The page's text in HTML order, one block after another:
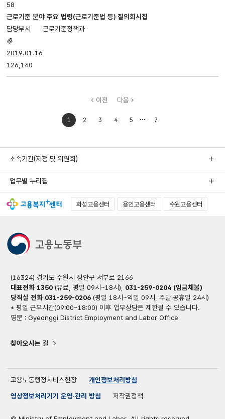
58
근로기준 분야 주요 법령(근로기준법 등) 질의회시집
근로기준정책과
있음
2019.01.16
126,140
이전
처음으로
1 2 3 4 5
마지막으로
7
다음
소속기관(지청 및 위원회)
업무별 누리집
화성고용센터 용인고용센터 수원고용센터
(16324) 경기도 수원시 장안구 서부로 2166
대표전화 1350(유료, 평일 09시~18시), 031-259-0204 (임금체불)
당직실 전화 031-259-0206(평일 18시~익일 09시, 주말·공휴일 24시)
* 평일 근무시간(09:00~18:00) 이후 업무상담은 제한될 수 있습니다.
영문 : Gyeonggi District Employment and Labor Office
찾아오시는 길
고용노동행정서비스헌장
개인정보처리방침
영상정보처리기기 운영·관리 방침
저작권정책